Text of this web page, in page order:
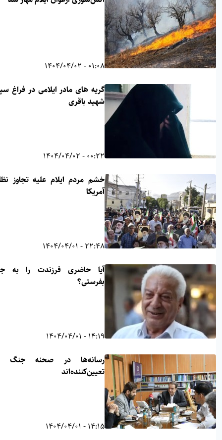
01:08 - 1404/04/02
گریه های مادر ایلامی در فراغ سپهبد
شهید باقری
00:22 - 1404/04/02
خشم مردم ایلام علیه تجاوز نظامی
آمریکا
22:48 - 1404/04/01
آیا حاضری فرزندت را به جنگ
بفرستی؟
14:19 - 1404/04/01
رسانه‌ها در صحنه جنگ نرم
تعیین‌کننده‌اند
14:15 - 1404/04/01